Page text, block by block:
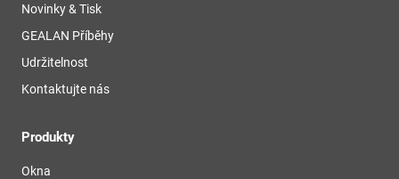
Novinky & Tisk
GEALAN Příběhy
Udržitelnost
Kontaktujte nás
Produkty
Okna